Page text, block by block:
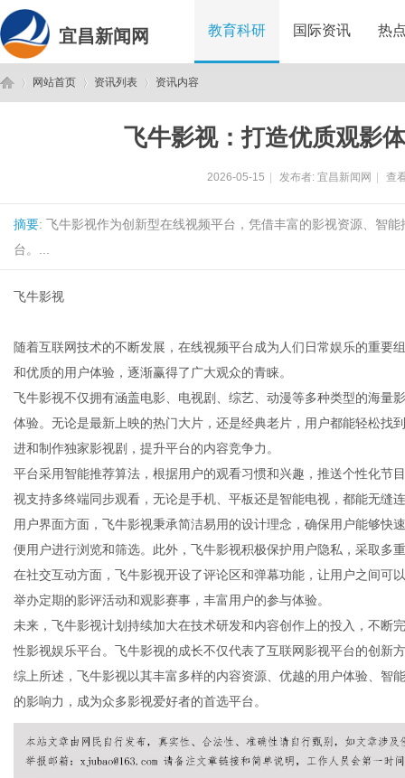
宜昌新闻网 教育科研 国际资讯 热
网站首页 资讯列表 资讯内容
飞牛影视：打造优质观影
2026-05-15 发布者: 宜昌新闻网 查
摘要: 飞牛影视作为创新型在线视频平台，凭借丰富的影视资源、智
台。...
飞牛影视
随着互联网技术的不断发展，在线视频平台成为人们日常娱乐的重要
和优质的用户体验，逐渐赢得了广大观众的青睐。
飞牛影视不仅拥有涵盖电影、电视剧、综艺、动漫等多种类型的海量
体验。无论是最新上映的热门大片，还是经典老片，用户都能轻松找
进和制作独家影视剧，提升平台的内容竞争力。
平台采用智能推荐算法，根据用户的观看习惯和兴趣，推送个性化节
视支持多终端同步观看，无论是手机、平板还是智能电视，都能无缝
用户界面方面，飞牛影视秉承简洁易用的设计理念，确保用户能够快
便用户进行浏览和筛选。此外，飞牛影视积极保护用户隐私，采取多
在社交互动方面，飞牛影视开设了评论区和弹幕功能，让用户之间可
举办定期的影评活动和观影赛事，丰富用户的参与体验。
未来，飞牛影视计划持续加大在技术研发和内容创作上的投入，不断
性影视娱乐平台。飞牛影视的成长不仅代表了互联网影视平台的创新
综上所述，飞牛影视以其丰富多样的内容资源、优越的用户体验、智
的影响力，成为众多影视爱好者的首选平台。